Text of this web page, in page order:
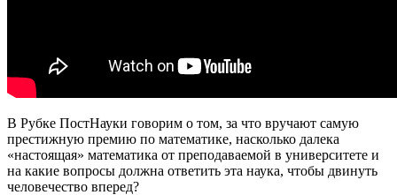
В Рубке ПостНауки говорим о том, за что вручают самую
престижную премию по математике, насколько далека
«настоящая» математика от преподаваемой в университете и
на какие вопросы должна ответить эта наука, чтобы двинуть
человечество вперед?